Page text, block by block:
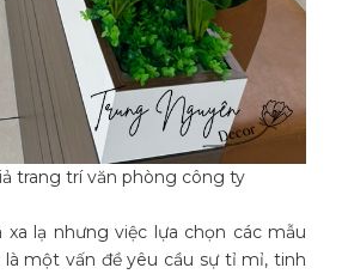
trang trí văn phòng công ty
xa lạ nhưng việc lựa chọn các mẫu
là một vấn đề yêu cầu sự tỉ mỉ, tinh